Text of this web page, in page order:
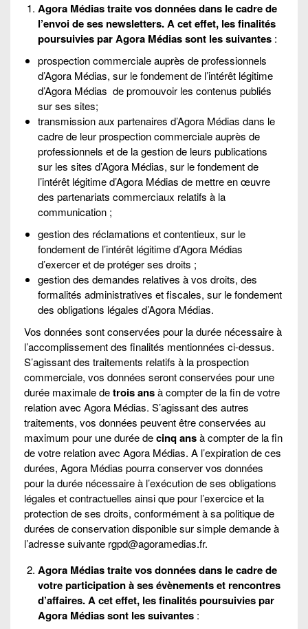
Agora Médias traite vos données dans le cadre de
l’envoi de ses newsletters. A cet effet, les finalités
poursuivies par Agora Médias sont les suivantes :
prospection commerciale auprès de professionnels
d’Agora Médias, sur le fondement de l’intérêt légitime
d’Agora Médias de promouvoir les contenus publiés
sur ses sites;
transmission aux partenaires d’Agora Médias dans le
cadre de leur prospection commerciale auprès de
professionnels et de la gestion de leurs publications
sur les sites d’Agora Médias, sur le fondement de
l’intérêt légitime d’Agora Médias de mettre en œuvre
des partenariats commerciaux relatifs à la
communication ;
gestion des réclamations et contentieux, sur le
fondement de l’intérêt légitime d’Agora Médias
d’exercer et de protéger ses droits ;
gestion des demandes relatives à vos droits, des
formalités administratives et fiscales, sur le fondement
des obligations légales d’Agora Médias.
Vos données sont conservées pour la durée nécessaire à
l’accomplissement des finalités mentionnées ci-dessus.
S’agissant des traitements relatifs à la prospection
commerciale, vos données seront conservées pour une
durée maximale detrois ansà compter de la fin de votre
relation avec Agora Médias. S’agissant des autres
traitements, vos données peuvent être conservées au
maximum pour une durée decinq ansà compter de la fin
de votre relation avec Agora Médias. A l’expiration de ces
durées, Agora Médias pourra conserver vos données
pour la durée nécessaire à l’exécution de ses obligations
légales et contractuelles ainsi que pour l’exercice et la
protection de ses droits, conformément à sa politique de
durées de conservation disponible sur simple demande à
l’adresse suivante rgpd@agoramedias.fr.
Agora Médias traite vos données dans le cadre de
votre participation à ses évènements et rencontres
d’affaires. A cet effet, les finalités poursuivies par
Agora Médias sont les suivantes :